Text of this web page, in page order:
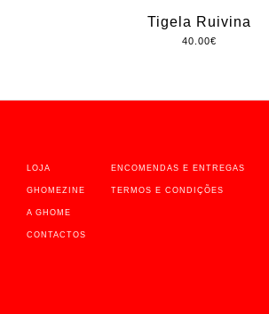
Tigela Ruivina
40.00€
LOJA
GHOMEZINE
A GHOME
CONTACTOS
ENCOMENDAS E ENTREGAS
TERMOS E CONDIÇÕES